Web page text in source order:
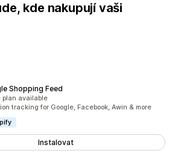
kde nakupují vaši
Shopping Feed
965
plan available
tracking for Google, Facebook, Awin & more
Instalovat